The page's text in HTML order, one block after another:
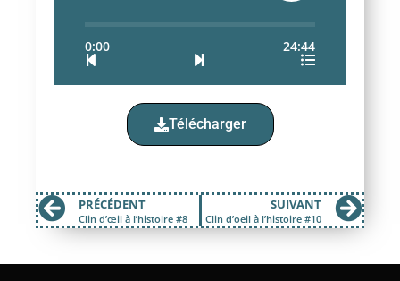
0:00 24:44
Télécharger
PRÉCÉDENT
Clin d’œil à l’histoire #8
SUIVANT
Clin d’oeil à l’histoire #10